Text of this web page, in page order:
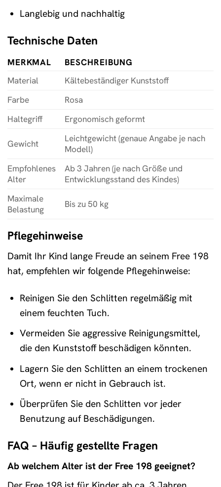
Langlebig und nachhaltig
Technische Daten
MERKMAL
BESCHREIBUNG
Material
Kältebeständiger Kunststoff
Farbe
Rosa
Haltegriff
Ergonomisch geformt
Gewicht
Leichtgewicht (genaue Angabe je nach
Modell)
Empfohlenes
Alter
Ab 3 Jahren (je nach Größe und
Entwicklungsstand des Kindes)
Maximale
Belastung
Bis zu 50 kg
Pflegehinweise
Damit Ihr Kind lange Freude an seinem Free 198
hat, empfehlen wir folgende Pflegehinweise:
Reinigen Sie den Schlitten regelmäßig mit
einem feuchten Tuch.
Vermeiden Sie aggressive Reinigungsmittel,
die den Kunststoff beschädigen könnten.
Lagern Sie den Schlitten an einem trockenen
Ort, wenn er nicht in Gebrauch ist.
Überprüfen Sie den Schlitten vor jeder
Benutzung auf Beschädigungen.
FAQ – Häufig gestellte Fragen
Ab welchem Alter ist der Free 198 geeignet?